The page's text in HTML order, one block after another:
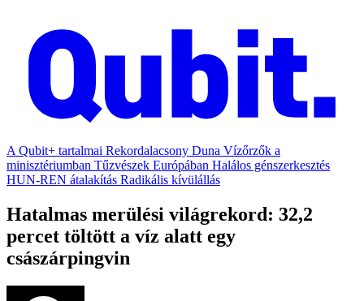
A Qubit+ tartalmai Rekordalacsony Duna Vízőrzők a
minisztériumban Tűzvészek Európában Halálos génszerkesztés
HUN-REN átalakítás Radikális kívülállás
Hatalmas merülési világrekord: 32,2
percet töltött a víz alatt egy
császárpingvin